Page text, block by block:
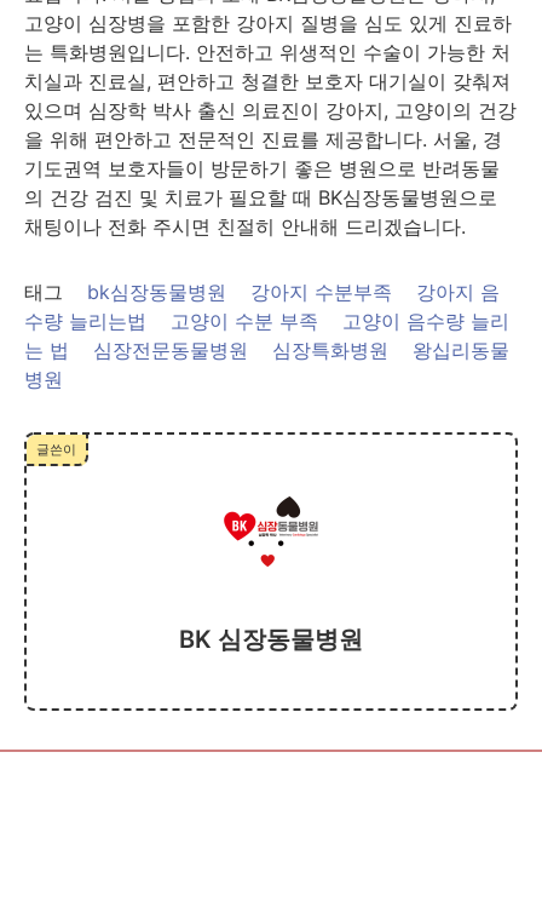
고양이 심장병을 포함한 강아지 질병을 심도 있게 진료하
는 특화병원입니다. 안전하고 위생적인 수술이 가능한 처
치실과 진료실, 편안하고 청결한 보호자 대기실이 갖춰져
있으며 심장학 박사 출신 의료진이 강아지, 고양이의 건강
을 위해 편안하고 전문적인 진료를 제공합니다. 서울, 경
기도권역 보호자들이 방문하기 좋은 병원으로 반려동물
의 건강 검진 및 치료가 필요할 때 BK심장동물병원으로
채팅이나 전화 주시면 친절히 안내해 드리겠습니다.
태그 bk심장동물병원 강아지 수분부족
강아지 음
수량 늘리는법
고양이 수분 부족
고양이 음수량 늘리
는 법
심장전문동물병원 심장특화병원
왕십리동물
병원
글쓴이
BK 심장동물병원